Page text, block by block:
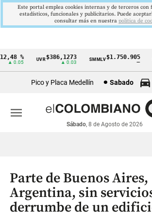
Cintillo
económicos
Colombia
%
▲ 0.05
UVR$386,1273
▲ 0.03
SMMLV$1.750.905
Pico y Placa Medellín Sabado
Sábado, 8 de Agosto de 2026
menu
Parte de Buenos Aires,
Argentina, sin
derrumbe de un
Este portal emplea cookies internas y de terceros con
estadísticos, funcionales y publicitarios. Puede
consultar más en nuestra politica de